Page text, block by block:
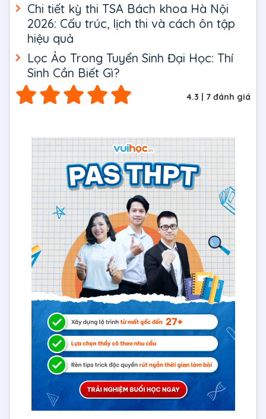
Chi tiết kỳ thi TSA Bách khoa Hà Nội
2026: Cấu trúc, lịch thi và cách ôn tập
hiệu quả
Lọc Ảo Trong Tuyển Sinh Đại Học: Thí
Sinh Cần Biết Gì?
4.3 | 7 đánh giá